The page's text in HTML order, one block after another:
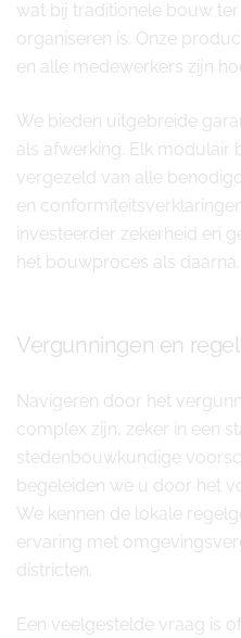
wat bij traditionele bouw
organiseren is. Onze
en alle medewerkers zijn
We bieden uitgebreide
als afwerking. Elk
vergezeld van alle
en
investeerder zekerheid en
het bouwproces als daarna.
Vergunningen en
Navigeren door het
complex zijn, zeker in een
stedenbouwkundige
begeleiden we u door het
We kennen de lokale
ervaring met
districten.
Een veelgestelde vraag is